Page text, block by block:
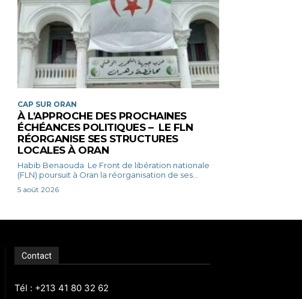
CAP SUR ORAN
À L’APPROCHE DES PROCHAINES
ÉCHÉANCES POLITIQUES – LE FLN
RÉORGANISE SES STRUCTURES
LOCALES À ORAN
Habib Benaouda Le Front de libération nationale
(FLN) poursuit à Oran la réorganisation de ses...
5 août 2026
Contact
Tél : +213 41 80 32 62